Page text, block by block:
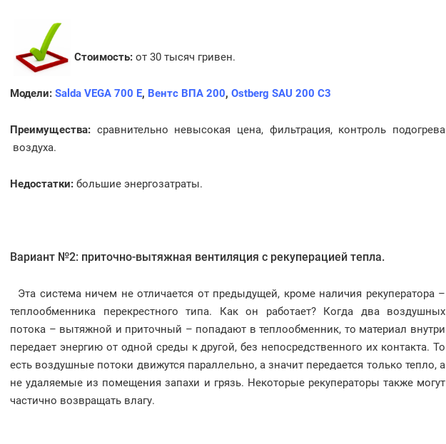
Стоимость: от 30 тысяч гривен.
Модели: Salda VEGA 700 E, Вентс ВПА 200, Ostberg SAU 200 C3
Преимущества: сравнительно невысокая цена, фильтрация, контроль подогрева
воздуха.
Недостатки: большие энергозатраты.
Вариант №2: приточно-вытяжная вентиляция c рекуперацией тепла.
Эта система ничем не отличается от предыдущей, кроме наличия рекуператора –
теплообменника перекрестного типа. Как он работает? Когда два воздушных
потока – вытяжной и приточный – попадают в теплообменник, то материал внутри
передает энергию от одной среды к другой, без непосредственного их контакта. То
есть воздушные потоки движутся параллельно, а значит передается только тепло, а
не удаляемые из помещения запахи и грязь. Некоторые рекуператоры также могут
частично возвращать влагу.